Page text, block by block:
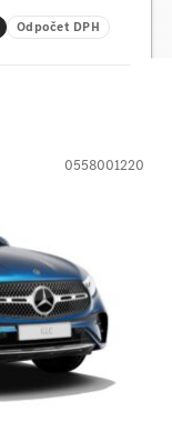
Odpočet DPH
0558001220